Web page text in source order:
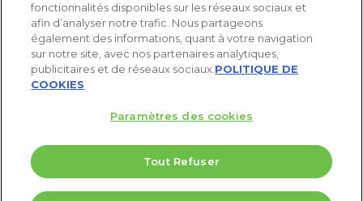
5 Valeurs pour doubler votre PEA
fonctionnalités disponibles sur les réseaux sociaux et
afin d’analyser notre trafic. Nous partageons
également des informations, quant à votre navigation
sur notre site, avec nos partenaires analytiques,
publicitaires et de réseaux sociaux. POLITIQUE DE
COOKIES
Paramètres des cookies
Tout Refuser